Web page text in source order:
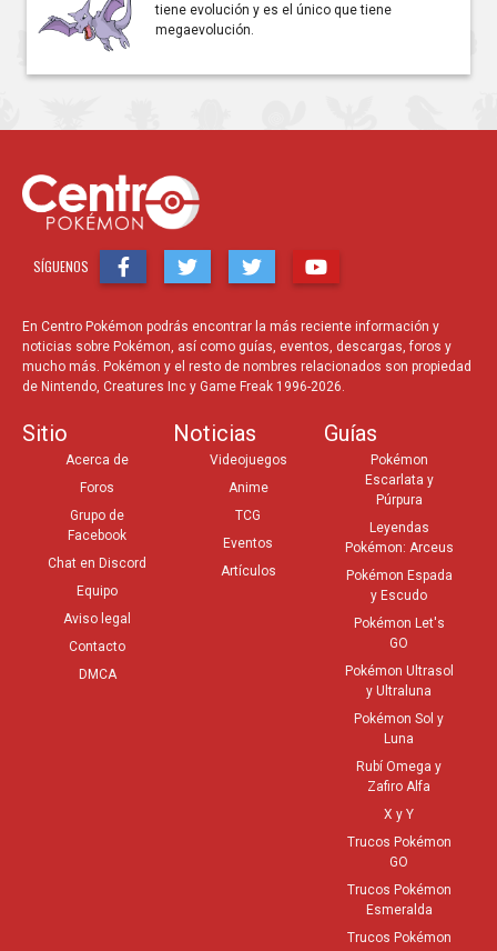
tiene evolución y es el único que tiene
megaevolución.
SÍGUENOS
En Centro Pokémon podrás encontrar la más reciente información y
noticias sobre Pokémon, así como guías, eventos, descargas, foros y
mucho más. Pokémon y el resto de nombres relacionados son propiedad
de Nintendo, Creatures Inc y Game Freak 1996-2026.
Sitio
Acerca de
Foros
Grupo de
Facebook
Chat en Discord
Equipo
Aviso legal
Contacto
DMCA
Noticias
Videojuegos
Anime
TCG
Eventos
Artículos
Guías
Pokémon
Escarlata y
Púrpura
Leyendas
Pokémon: Arceus
Pokémon Espada
y Escudo
Pokémon Let's
GO
Pokémon Ultrasol
y Ultraluna
Pokémon Sol y
Luna
Rubí Omega y
Zafiro Alfa
X y Y
Trucos Pokémon
GO
Trucos Pokémon
Esmeralda
Trucos Pokémon